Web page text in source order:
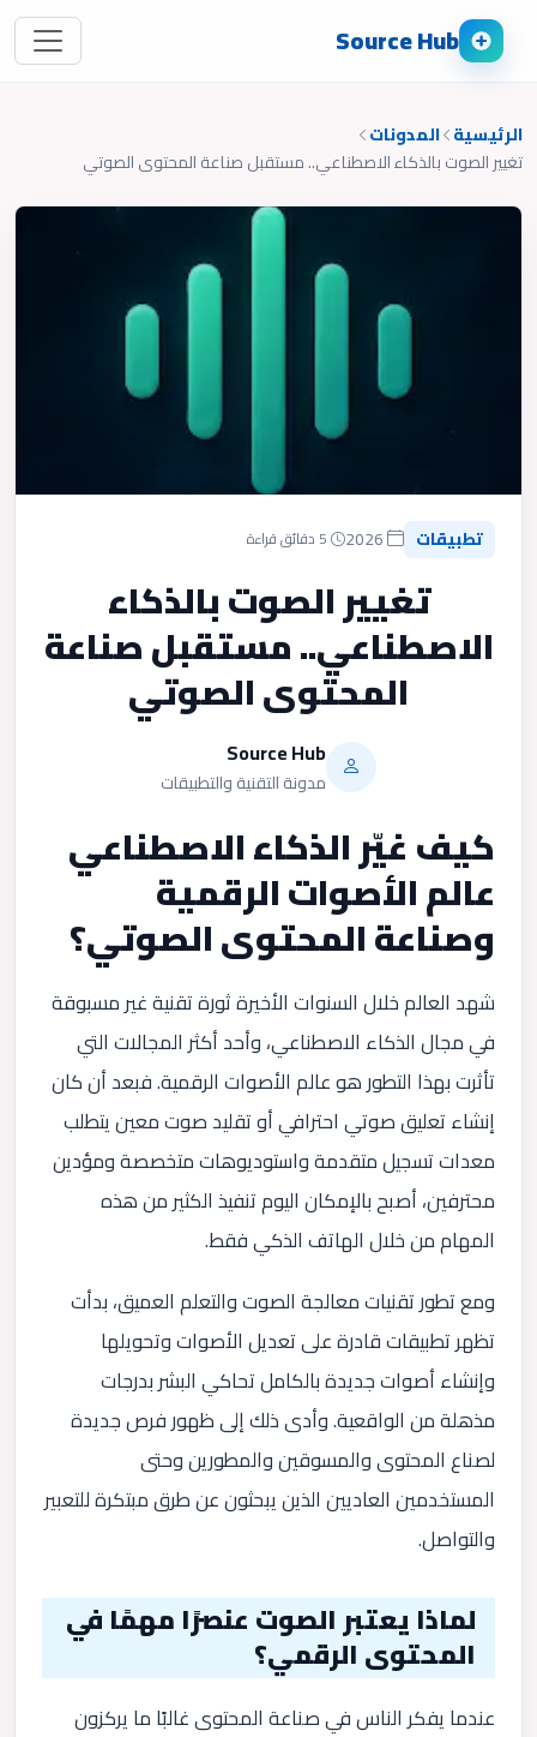
Source Hub
الرئيسية المدونات
تغيير الصوت بالذكاء الاصطناعي.. مستقبل صناعة المحتوى الصوتي
تطبيقات
تغيير الصوت بالذكاء
الاصطناعي.. مستقبل صناعة
المحتوى الصوتي
Source Hub
مدونة التقنية والتطبيقات
كيف غيّر الذكاء الاصطناعي
عالم الأصوات الرقمية
وصناعة المحتوى الصوتي؟
شهد العالم خلال السنوات الأخيرة ثورة تقنية غير مسبوقة
في مجال الذكاء الاصطناعي، وأحد أكثر المجالات التي
تأثرت بهذا التطور هو عالم الأصوات الرقمية. فبعد أن كان
إنشاء تعليق صوتي احترافي أو تقليد صوت معين يتطلب
معدات تسجيل متقدمة واستوديوهات متخصصة ومؤدين
محترفين، أصبح بالإمكان اليوم تنفيذ الكثير من هذه
المهام من خلال الهاتف الذكي فقط.
ومع تطور تقنيات معالجة الصوت والتعلم العميق، بدأت
تظهر تطبيقات قادرة على تعديل الأصوات وتحويلها
وإنشاء أصوات جديدة بالكامل تحاكي البشر بدرجات
مذهلة من الواقعية. وأدى ذلك إلى ظهور فرص جديدة
لصناع المحتوى والمسوقين والمطورين وحتى
المستخدمين العاديين الذين يبحثون عن طرق مبتكرة للتعبير
والتواصل.
لماذا يعتبر الصوت عنصرًا مهمًا في
المحتوى الرقمي؟
عندما يفكر الناس في صناعة المحتوى غالبًا ما يركزون